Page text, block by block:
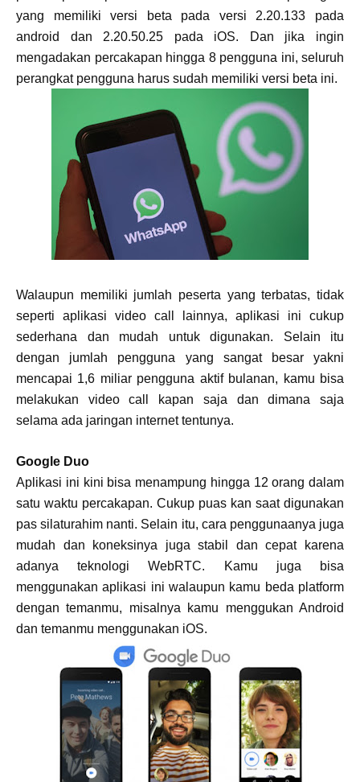
yang memiliki versi beta pada versi 2.20.133 pada
android dan 2.20.50.25 pada iOS. Dan jika ingin
mengadakan percakapan hingga 8 pengguna ini, seluruh
perangkat pengguna harus sudah memiliki versi beta ini.
Walaupun memiliki jumlah peserta yang terbatas, tidak
seperti aplikasi video call lainnya, aplikasi ini cukup
sederhana dan mudah untuk digunakan. Selain itu
dengan jumlah pengguna yang sangat besar yakni
mencapai 1,6 miliar pengguna aktif bulanan, kamu bisa
melakukan video call kapan saja dan dimana saja
selama ada jaringan internet tentunya.
Google Duo
Aplikasi ini kini bisa menampung hingga 12 orang dalam
satu waktu percakapan. Cukup puas kan saat digunakan
pas silaturahim nanti. Selain itu, cara penggunaanya juga
mudah dan koneksinya juga stabil dan cepat karena
adanya teknologi WebRTC. Kamu juga bisa
menggunakan aplikasi ini walaupun kamu beda platform
dengan temanmu, misalnya kamu menggukan Android
dan temanmu menggunakan iOS.